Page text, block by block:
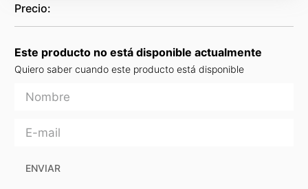
Este producto no está disponible actualmente
Quiero saber cuando este producto está disponible
ENVIAR